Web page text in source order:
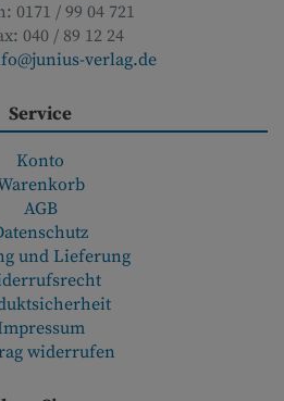
0171 / 99 04 721
040 / 89 12 24
verlag.de
Service
Konto
AGB
und Lieferung
widerrufen